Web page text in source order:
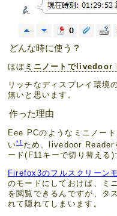
どんな時に使う？
ほぼ ミニノートでlivedoor
リッチなディスプレイ環境
無いと思います。
作った理由
Eee PCのようなミニノー
い*1 ため、livedoor Reader
ード(F11キーで切り替える)
Firefox3のフルスクリーン
のモードにしておけば、ミ
を閲覧できるんですが、タ
れて隠れてしまいます。